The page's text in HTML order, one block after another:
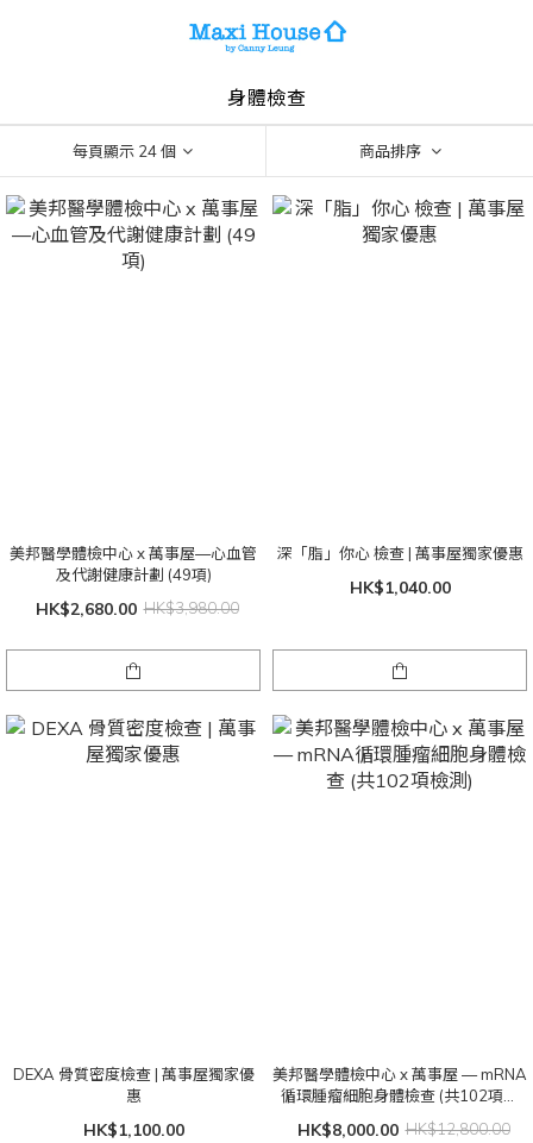
身體檢查
每頁顯示 24 個 商品排序
美邦醫學體檢中心 x 萬事屋—心血管
及代謝健康計劃 (49項)
HK$2,680.00 HK$3,980.00
深「脂」你心 檢查 | 萬事屋獨家優惠
HK$1,040.00
DEXA 骨質密度檢查 | 萬事屋獨家優
惠
HK$1,100.00
美邦醫學體檢中心 x 萬事屋 — mRNA
循環腫瘤細胞身體檢查 (共102項檢
HK$8,000.00 HK$12,800.00